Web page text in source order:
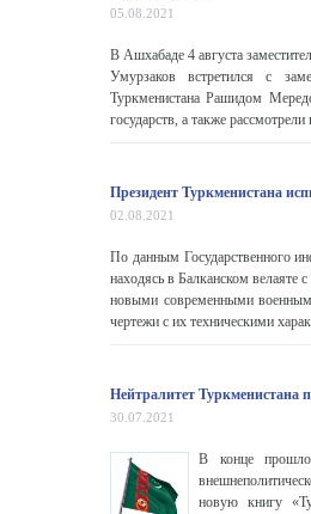
05.08.2021
В Ашхабаде 4 августа
Умурзаков встретился с
Туркменистана Рашидом
государств, а также
Президент Туркменистана
02.08.2021
По данным Государственного
находясь в Балканском
новыми современными
чертежи с их техническими
Нейтралитет Туркменистана
30.07.2021
В конце
новую книгу